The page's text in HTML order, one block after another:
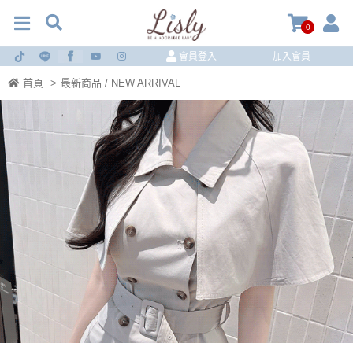
0
會員登入 加入會員
首頁 > 最新商品 / NEW ARRIVAL